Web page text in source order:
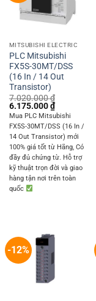
MITSUBISHI ELECTRIC
PLC Mitsubishi
FX5S-30MT/DSS
(16 In / 14 Out
Transistor)
7.020.000₫
Original
price
was:
7.020.000 ₫.
6.175.000₫Current
price
is:
6.175.000
Mua PLC Mitsubishi
FX5S-30MT/DSS (16 In /
14 Out Transistor) mới
100% giá tốt từ Hãng, Có
đầy đủ chứng từ. Hỗ trợ
kỹ thuật trọn đời và giao
hàng tận nơi trên toàn
quốc
-12%